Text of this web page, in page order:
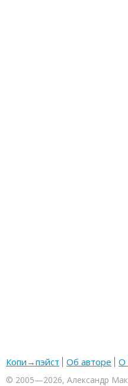
Копи→пэйст Об авторе О
© 2005—2026, Александр